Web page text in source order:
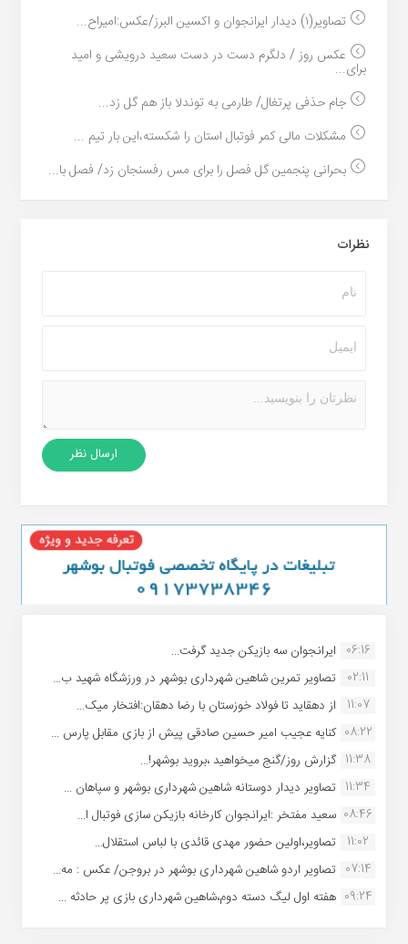
تصاویر(۱) دیدار ایرانجوان و اکسین البرز/عکس:امیراح...
عکس روز / دلگرم دست در دست سعید درویشی و امید
برای...
جام حذفی پرتغال/ طارمی به توندلا باز هم گل زد...
مشکلات مالی کمر فوتبال استان را شکسته،این بار تیم ...
بحرانی پنجمین گل فصل را برای مس رفسنجان زد/ فصل با...
نظرات
06:16 ایرانجوان سه بازیکن جدید گرفت...
02:11
تصاویر تمرین شاهین شهردارى بوشهر در ورزشگاه شهید ب...
11:07
از دهقاید تا فولاد خوزستان با رضا دهقان:افتخار میک...
08:22 کنایه عجیب امیر حسین صادقی پیش از بازی مقابل پارس ...
11:38 گزارش روز/گنج میخواهید ،بروید بوشهر!...
11:34 تصاویر دیدار دوستانه شاهین شهردارى بوشهر و سپاهان ...
08:46 سعید مفتخر :ایرانجوان کارخانه بازیکن سازی فوتبال ا...
11:02
تصاویر،اولین حضور مهدی قائدی با لباس استقلال...
07:14 تصاویر اردو شاهین شهرداری بوشهر در بروجن/ عکس : مه...
09:24 هفته اول لیگ دسته دوم،شاهین شهرداری بازی پر حادثه ...